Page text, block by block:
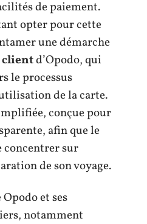
de paiement.
opter pour cette
une démarche
clientd’Opodo, qui
le processus
de la carte.
conçue pour
afin que le
concentrer sur
de son voyage.
et ses
notamment